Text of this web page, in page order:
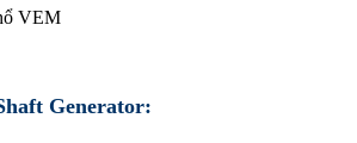
VEM
Generator: